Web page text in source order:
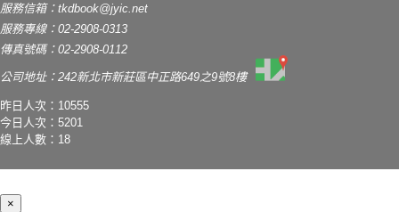
服務信箱： tkdbook@jyic.net
服務專線：02-2908-0313
傳真號碼：02-2908-0112
公司地址：242新北市新莊區中正路649之9號8樓
昨日人次：10555
今日人次：5201
線上人數：18
×